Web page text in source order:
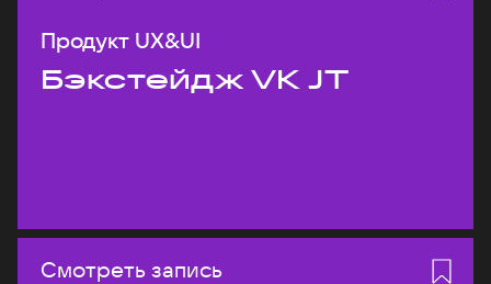
Продукт UX&UI
Бэкстейдж VK JT
Смотреть запись